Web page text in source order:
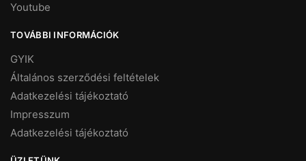
Youtube
TOVÁBBI INFORMÁCIÓK
GYIK
Általános szerződési feltételek
Adatkezelési tájékoztató
Impresszum
Adatkezelési tájékoztató